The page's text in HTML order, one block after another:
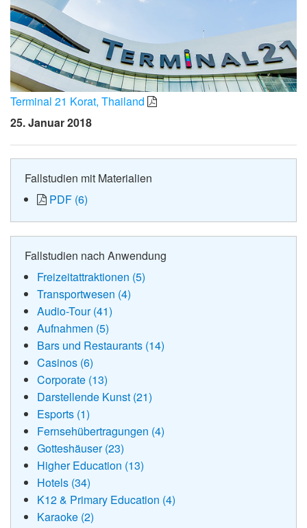
Terminal 21 Korat, Thailand
25. Januar 2018
Fallstudien mit Materialien
PDF (6)
Fallstudien nach Anwendung
Freizeitattraktionen (5)
Transportwesen (4)
Audio-Tour (41)
Aufnahmen (5)
Bars und Restaurants (14)
Casinos (6)
Corporate (13)
Darstellende Kunst (21)
Esports (1)
Fernsehübertragungen (4)
Gotteshäuser (23)
Higher Education (13)
Hotels (34)
K12 & Primary Education (4)
Karaoke (2)